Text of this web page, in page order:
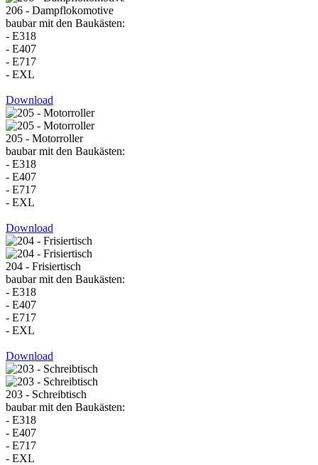
206 - Dampflokomotive
baubar mit den Baukästen:
- E318
- E407
- E717
- EXL
Download
205 - Motorroller
baubar mit den Baukästen:
- E318
- E407
- E717
- EXL
Download
204 - Frisiertisch
baubar mit den Baukästen:
- E318
- E407
- E717
- EXL
Download
203 - Schreibtisch
baubar mit den Baukästen:
- E318
- E407
- E717
- EXL